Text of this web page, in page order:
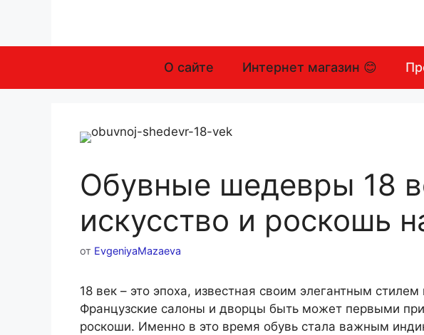
содержимому
О сайте Интернет магазин 😊
Обувные шедевры 18
искусство и роскошь
от EvgeniyaMazaeva
18 век – это эпоха, известная своим элегантным
Французские салоны и дворцы быть может первыми
роскоши. Именно в это время обувь стала важным